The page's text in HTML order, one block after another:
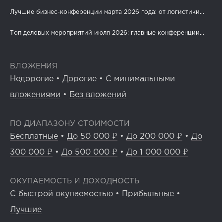
Лучшие бизнес-конференции марта 2026 года: от логистики...
Топ деловых мероприятий июля 2026: главные конференции...
ВЛОЖЕНИЯ
Недорогие • Дорогие • С минимальными
вложениями • Без вложений
ПО ДИАПАЗОНУ СТОИМОСТИ
Бесплатные • До 50 000 ₽ • До 200 000 ₽ • До
300 000 ₽ • До 500 000 ₽ • До 1 000 000 ₽
ОКУПАЕМОСТЬ И ДОХОДНОСТЬ
С быстрой окупаемостью • Прибыльные •
Лучшие